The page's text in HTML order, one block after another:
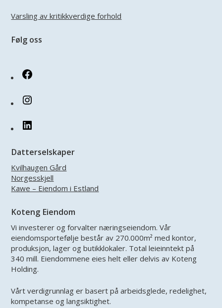
Varsling av kritikkverdige forhold
Følg oss
Datterselskaper
Kvilhaugen Gård
Norgesskjell
Kawe – Eiendom i Estland
Koteng Eiendom
Vi investerer og forvalter næringseiendom. Vår
eiendomsportefølje består av 270.000m² med kontor,
produksjon, lager og butikklokaler. Total leieinntekt på
340 mill. Eiendommene eies helt eller delvis av Koteng
Holding.
Vårt verdigrunnlag er basert på arbeidsglede, redelighet,
kompetanse og langsiktighet.